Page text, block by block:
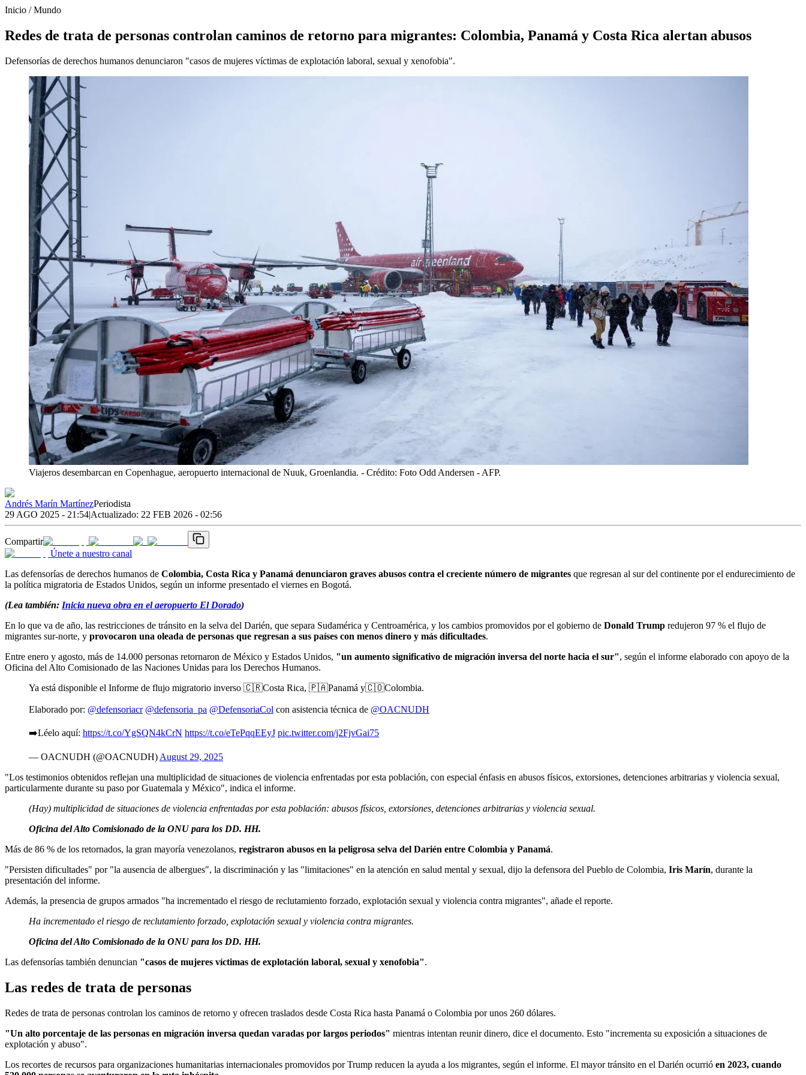
Inicio /Mundo
Redes de trata de personas controlan caminos de retorno para migrantes: Colombia, Panamá y Costa Rica alertan abusos
Defensorías de derechos humanos denunciaron "casos de mujeres víctimas de explotación laboral, sexual y xenofobia".
Viajeros desembarcan en Copenhague, aeropuerto internacional de Nuuk, Groenlandia. - Crédito: Foto Odd Andersen - AFP.
Andrés Marín MartínezPeriodista
29 AGO 2025 - 21:54|Actualizado: 22 FEB 2026 - 02:56
Compartir
Únete a nuestro canal
Las defensorías de derechos humanos de Colombia, Costa Rica y Panamá denunciaron graves abusos contra el creciente número de migrantes que regresan al sur del continente por el endurecimiento de
la política migratoria de Estados Unidos, según un informe presentado el viernes en Bogotá.
(Lea también: Inicia nueva obra en el aeropuerto El Dorado)
En lo que va de año, las restricciones de tránsito en la selva del Darién, que separa Sudamérica y Centroamérica, y los cambios promovidos por el gobierno de Donald Trump redujeron 97 % el flujo de
migrantes sur-norte, y provocaron una oleada de personas que regresan a sus países con menos dinero y más dificultades.
Entre enero y agosto, más de 14.000 personas retornaron de México y Estados Unidos, "un aumento significativo de migración inversa del norte hacia el sur", según el informe elaborado con apoyo de la
Oficina del Alto Comisionado de las Naciones Unidas para los Derechos Humanos.
Ya está disponible el Informe de flujo migratorio inverso 🇨🇷Costa Rica, 🇵🇦Panamá y🇨🇴Colombia.
Elaborado por: @defensoriacr @defensoria_pa @DefensoriaCol con asistencia técnica de @OACNUDH
➡️Léelo aquí: https://t.co/YgSQN4kCrN https://t.co/eTePqqEEyJ pic.twitter.com/j2FjvGai75
— OACNUDH (@OACNUDH) August 29, 2025
"Los testimonios obtenidos reflejan una multiplicidad de situaciones de violencia enfrentadas por esta población, con especial énfasis en abusos físicos, extorsiones, detenciones arbitrarias y violencia sexual,
particularmente durante su paso por Guatemala y México", indica el informe.
(Hay) multiplicidad de situaciones de violencia enfrentadas por esta población: abusos físicos, extorsiones, detenciones arbitrarias y violencia sexual.
Oficina del Alto Comisionado de la ONU para los DD. HH.
Más de 86 % de los retornados, la gran mayoría venezolanos, registraron abusos en la peligrosa selva del Darién entre Colombia y Panamá.
"Persisten dificultades" por "la ausencia de albergues", la discriminación y las "limitaciones" en la atención en salud mental y sexual, dijo la defensora del Pueblo de Colombia, Iris Marín, durante la
presentación del informe.
Además, la presencia de grupos armados "ha incrementado el riesgo de reclutamiento forzado, explotación sexual y violencia contra migrantes", añade el reporte.
Ha incrementado el riesgo de reclutamiento forzado, explotación sexual y violencia contra migrantes.
Oficina del Alto Comisionado de la ONU para los DD. HH.
Las defensorías también denuncian "casos de mujeres víctimas de explotación laboral, sexual y xenofobia".
Las redes de trata de personas
Redes de trata de personas controlan los caminos de retorno y ofrecen traslados desde Costa Rica hasta Panamá o Colombia por unos 260 dólares.
"Un alto porcentaje de las personas en migración inversa quedan varadas por largos periodos" mientras intentan reunir dinero, dice el documento. Esto "incrementa su exposición a situaciones de
explotación y abuso".
Los recortes de recursos para organizaciones humanitarias internacionales promovidos por Trump reducen la ayuda a los migrantes, según el informe. El mayor tránsito en el Darién ocurrió en 2023, cuando